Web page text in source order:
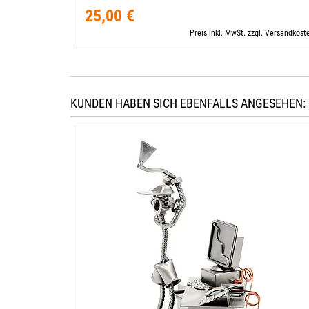
25,00 €
Preis inkl. MwSt. zzgl.
KUNDEN HABEN SICH EBENFALLS ANGESEHEN: